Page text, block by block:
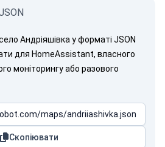
Андріяшівка у форматі JSON
для HomeAssistant, власного
моніторингу або разового
Скопіювати